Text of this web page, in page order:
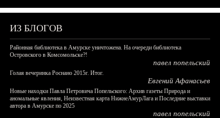
ИЗ БЛОГОВ
Районная библиотека в Амурске уничтожена. На очереди библиотека
Островского в Комсомольске?!
павел попельский
Голая вечеринка Роснано 2015г. Итог.
Евгений Афанасьев
Новые находки Павла Петровича Попельского: Архив газеты Природа и
аномальные явления, Неизвестная карта НижнеАмурЛага и Последние выставки
автора в Амурске по 2025
павел попельский